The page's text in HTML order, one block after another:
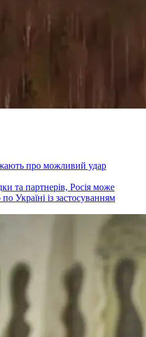
про можливий удар
та партнерів, Росія може
Україні із застосуванням